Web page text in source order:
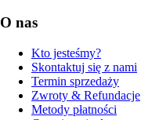
O nas
Kto jesteśmy?
Skontaktuj się z nami
Termin sprzedaży
Zwroty & Refundacje
Metody płatności